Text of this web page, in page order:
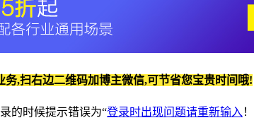
,扫右边二维码加博主微信,可节省您宝贵时间哦!
的时候提示错误为“登录时出现问题请重新输入